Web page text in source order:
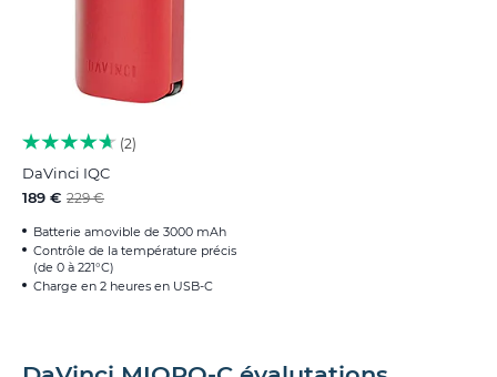
2
DaVinci IQC
189 € 229 €
Batterie amovible de 3000 mAh
Contrôle de la température précis
(de 0 à 221°C)
Charge en 2 heures en USB-C